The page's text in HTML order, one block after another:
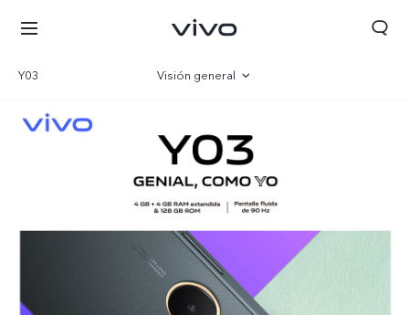
Y03 Visión general
Parámetro